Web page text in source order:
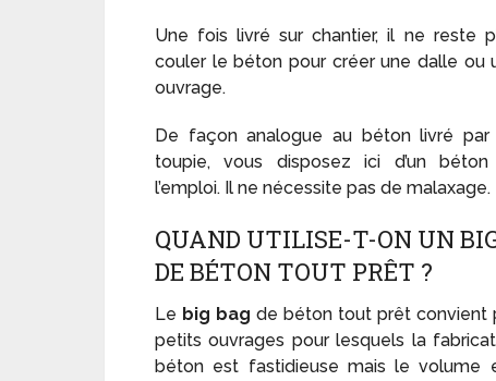
Une fois livré sur chantier, il ne reste
couler le béton pour créer une dalle ou
ouvrage.
De façon analogue au béton livré par
toupie, vous disposez ici d’un
l’emploi. Il ne nécessite pas de malaxage.
QUAND UTILISE-T-ON UN
DE BÉTON TOUT PRÊT ?
Le big bag de béton tout prêt convient
petits ouvrages pour lesquels la
béton est fastidieuse mais le volume